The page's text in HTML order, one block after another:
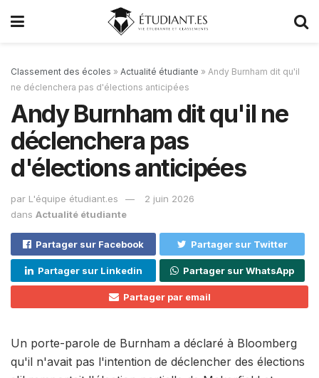
Classement des écoles » Actualité étudiante » Andy Burnham dit qu'il
ne déclenchera pas d'élections anticipées
Andy Burnham dit qu'il ne
déclenchera pas
d'élections anticipées
par L'équipe étudiant.es
2 juin 2026
dans Actualité étudiante
Partager sur Facebook Partager sur Twitter
Partager sur Linkedin Partager sur WhatsApp
Partager par email
Un porte-parole de Burnham a déclaré à Bloomberg
qu'il n'avait pas l'intention de déclencher des élections